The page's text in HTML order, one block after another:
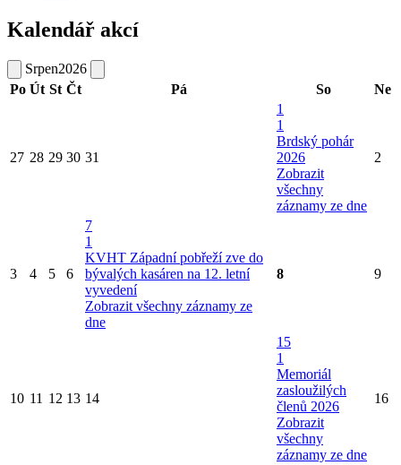
Kalendář akcí
Srpen2026
Po Út St Čt Pá So Ne
27 28 29 30 31
1
1
Brdský pohár
2026
Zobrazit
všechny
záznamy ze dne
2
3 4 5 6
7
1
KVHT Západní pobřeží zve do
bývalých kasáren na 12. letní
vyvedení
Zobrazit všechny záznamy ze
dne
8 9
10 11 12 13 14
15
1
Memoriál
zasloužilých
členů 2026
Zobrazit
všechny
záznamy ze dne
16